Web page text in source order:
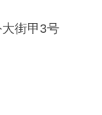
街甲3号